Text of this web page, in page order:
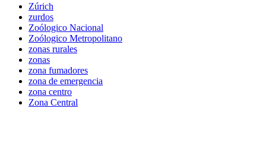
Zúrich
zurdos
Zoólogico Nacional
Zoólogico Metropolitano
zonas rurales
zonas
zona fumadores
zona de emergencia
zona centro
Zona Central